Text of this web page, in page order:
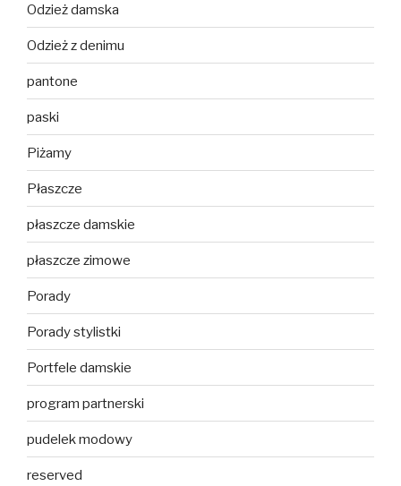
Odzież damska
Odzież z denimu
pantone
paski
Piżamy
Płaszcze
płaszcze damskie
płaszcze zimowe
Porady
Porady stylistki
Portfele damskie
program partnerski
pudelek modowy
reserved